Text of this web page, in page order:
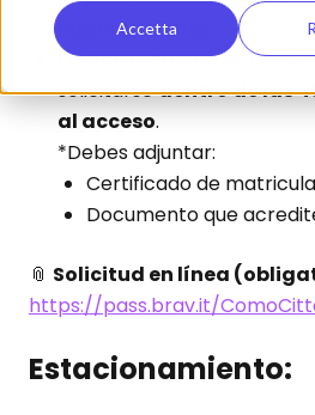
Accetta
inmediaciones
La autorización es
solicitarsedentro de las
al acceso.
*Debes adjuntar:
Certificado de
Documento que
📎 Solicitud en línea
https://pass.brav.it/
Estacionamiento: